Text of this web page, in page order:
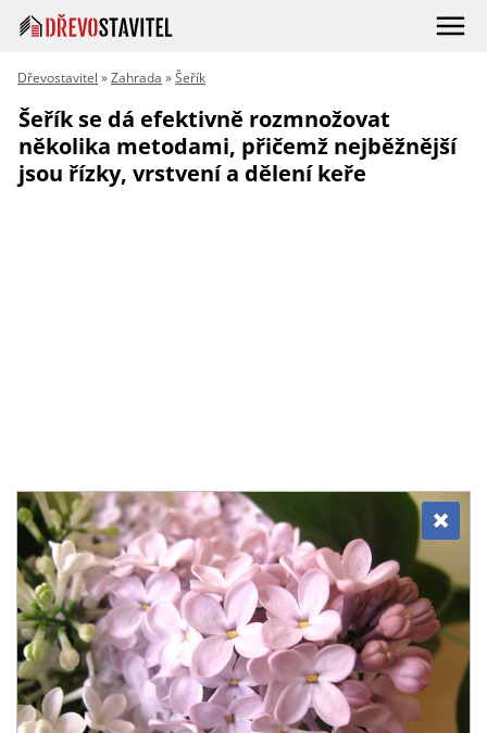
Dřevostavitel »Zahrada »Šeřík
Šeřík se dá efektivně rozmnožovat
několika metodami, přičemž nejběžnější
jsou řízky, vrstvení a dělení keře